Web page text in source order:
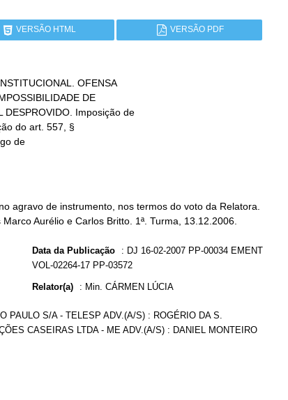
VERSÃO HTML VERSÃO PDF
OFENSA
agravo de instrumento, nos termos do voto da Relatora.
Aurélio e Carlos Britto. 1ª. Turma, 13.12.2006.
Data da Publicação : DJ 16-02-2007 PP-00034 EMENT
VOL-02264-17 PP-03572
Relator(a) : Min. CÁRMEN LÚCIA
PAULO S/A - TELESP ADV.(A/S) : ROGÉRIO DA S.
CASEIRAS LTDA - ME ADV.(A/S) : DANIEL MONTEIRO